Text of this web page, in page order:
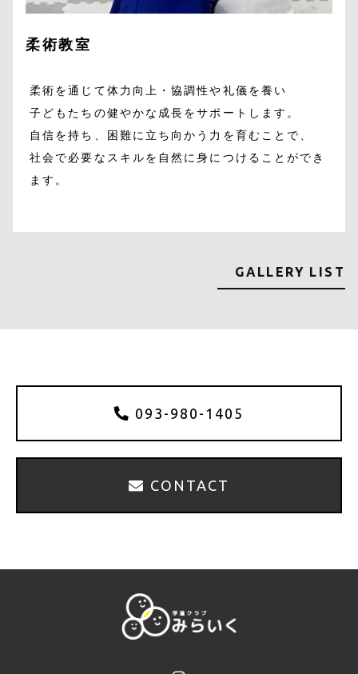
柔術教室
柔術を通じて体力向上・協調性や礼儀を養い
子どもたちの健やかな成長をサポートします。
自信を持ち、困難に立ち向かう力を育むことで、
社会で必要なスキルを自然に身につけることができ
ます。
GALLERY LIST
093-980-1405
CONTACT